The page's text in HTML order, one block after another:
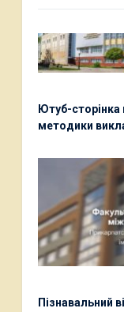
Ютуб-сторінка
методики
Пізнавальний